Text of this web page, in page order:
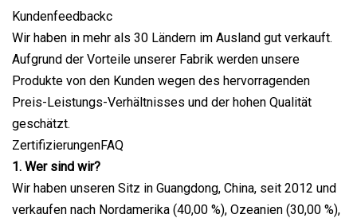
Kundenfeedbackc
Wir haben in mehr als 30 Ländern im Ausland gut verkauft.
Aufgrund der Vorteile unserer Fabrik werden unsere
Produkte von den Kunden wegen des hervorragenden
Preis-Leistungs-Verhältnisses und der hohen Qualität
geschätzt.
ZertifizierungenFAQ
1. Wer sind wir?
Wir haben unseren Sitz in Guangdong, China, seit 2012 und
verkaufen nach Nordamerika (40,00 %), Ozeanien (30,00 %),